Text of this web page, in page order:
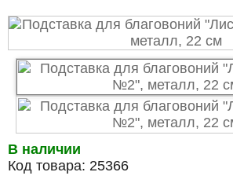
В наличии
Код товара: 25366